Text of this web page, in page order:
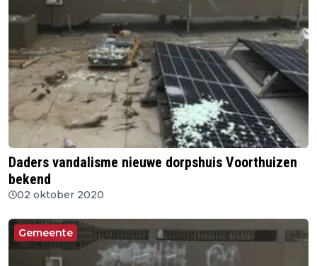
Daders vandalisme nieuwe dorpshuis Voorthuizen
bekend
02 oktober 2020
Gemeente